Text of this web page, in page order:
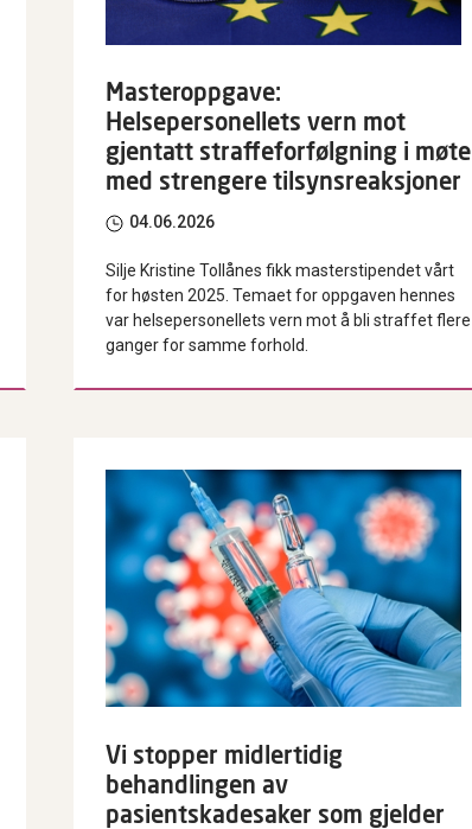
Masteroppgave:
Helsepersonellets vern mot
gjentatt straffeforfølgning i møte
med strengere tilsynsreaksjoner
04.06.2026
Silje Kristine Tollånes fikk masterstipendet vårt
for høsten 2025. Temaet for oppgaven hennes
var helsepersonellets vern mot å bli straffet flere
ganger for samme forhold.
Vi stopper midlertidig
behandlingen av
pasientskadesaker som gjelder